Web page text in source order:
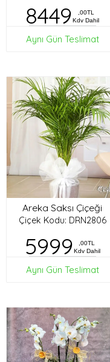
8449
,00TL
Kdv Dahil
Aynı Gün Teslimat
Areka Saksı Çiçeği
Çiçek Kodu: DRN2806
5999
,00TL
Kdv Dahil
Aynı Gün Teslimat